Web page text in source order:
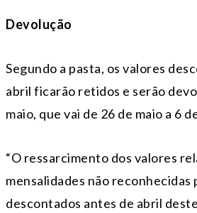
Devolução
Segundo a pasta, os valores
abril ficarão retidos e serão
maio, que vai de 26 de maio a 6
“O ressarcimento dos valores
mensalidades não
descontados antes de abril